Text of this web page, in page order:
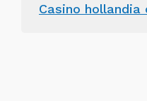
Casino hollandia